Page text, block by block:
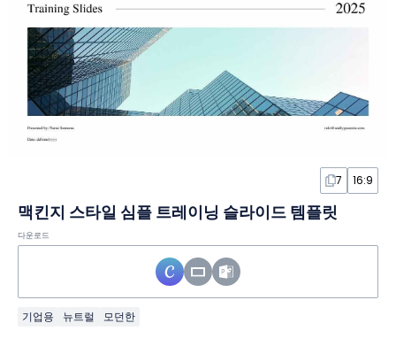
7 16:9
맥킨지 스타일 심플 트레이닝 슬라이드 템플릿
다운로드
기업용 뉴트럴 모던한